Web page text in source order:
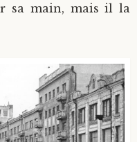
sa main, mais il la